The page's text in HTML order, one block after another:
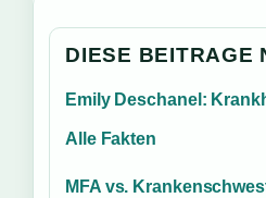
DIESE BEITRAGE
Emily Deschanel:
Alle Fakten
MFA vs.